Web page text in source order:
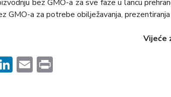
bez GMO-a za sve faze u lancu
GMO-a za potrebe obilјežavanja,
Vijeće
LinkedIn
Email